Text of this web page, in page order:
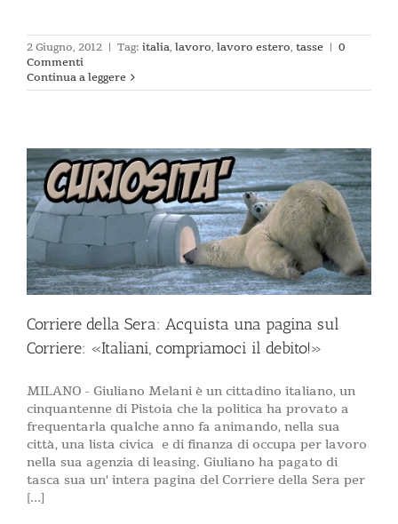
2 Giugno, 2012 | Tag: italia, lavoro, lavoro estero, tasse | 0
Commenti
Continua a leggere
Corriere della Sera: Acquista una pagina sul
Corriere: «Italiani, compriamoci il debito!»
MILANO - Giuliano Melani è un cittadino italiano, un
cinquantenne di Pistoia che la politica ha provato a
frequentarla qualche anno fa animando, nella sua
città, una lista civica e di finanza di occupa per lavoro
nella sua agenzia di leasing. Giuliano ha pagato di
tasca sua un' intera pagina del Corriere della Sera per
[...]